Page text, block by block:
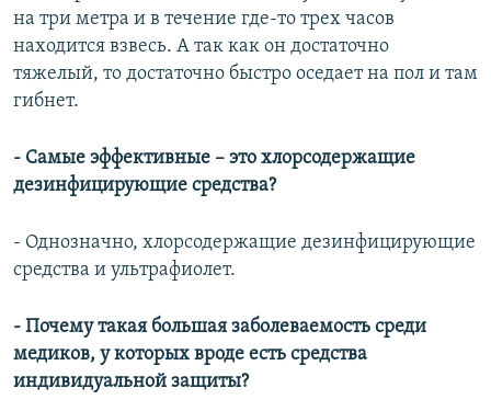
на три метра и в течение где-то трех часов
находится взвесь. А так как он достаточно
тяжелый, то достаточно быстро оседает на пол и там
гибнет.
- Самые эффективные – это хлорсодержащие
дезинфицирующие средства?
- Однозначно, хлорсодержащие дезинфицирующие
средства и ультрафиолет.
- Почему такая большая заболеваемость среди
медиков, у которых вроде есть средства
индивидуальной защиты?